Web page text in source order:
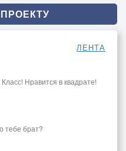
ЛЕНТА
Нравится в квадрате!
тебе брат?